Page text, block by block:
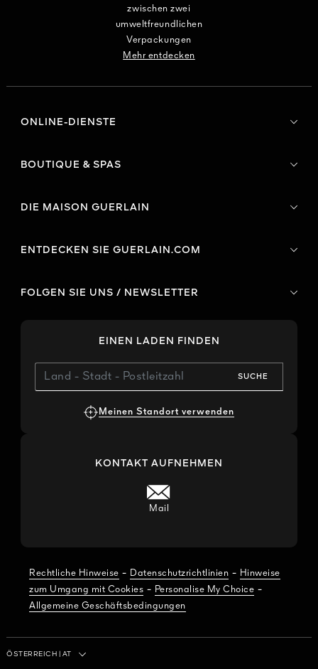
zwischen zwei
umweltfreundlichen
Verpackungen
Mehr entdecken
ONLINE-DIENSTE
BOUTIQUE & SPAS
DIE MAISON GUERLAIN
ENTDECKEN SIE GUERLAIN.COM
FOLGEN SIE UNS / NEWSLETTER
EINEN LADEN FINDEN
SUCHE
Meinen Standort verwenden
KONTAKT AUFNEHMEN
Mail
Rechtliche Hinweise - Datenschutzrichtlinien - Hinweise
zum Umgang mit Cookies - Personalise My Choice -
Allgemeine Geschäftsbedingungen
Land / Region
ÖSTERREICH AT